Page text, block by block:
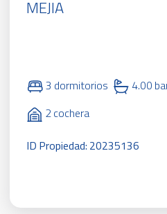
MEJIA
3 dormitorios 4.00
2 cochera
ID Propiedad: 20235136